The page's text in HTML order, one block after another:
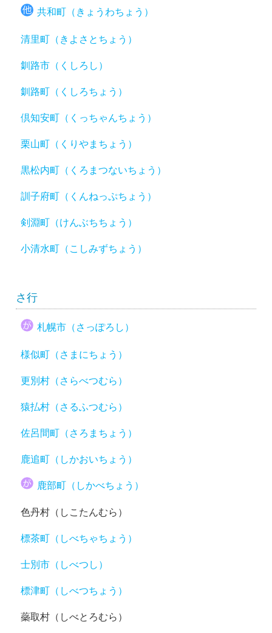
共和町（きょうわちょう）
清里町（きよさとちょう）
釧路市（くしろし）
釧路町（くしろちょう）
倶知安町（くっちゃんちょう）
栗山町（くりやまちょう）
黒松内町（くろまつないちょう）
訓子府町（くんねっぷちょう）
剣淵町（けんぶちちょう）
小清水町（こしみずちょう）
さ行
札幌市（さっぽろし）
様似町（さまにちょう）
更別村（さらべつむら）
猿払村（さるふつむら）
佐呂間町（さろまちょう）
鹿追町（しかおいちょう）
鹿部町（しかべちょう）
色丹村（しこたんむら）
標茶町（しべちゃちょう）
士別市（しべつし）
標津町（しべつちょう）
蘂取村（しべとろむら）